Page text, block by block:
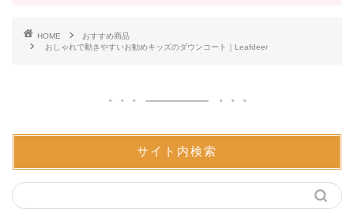
HOME
おすすめ商品
おしゃれで動きやすいお勧めキッズのダウンコート｜Leafdeer
サイト内検索